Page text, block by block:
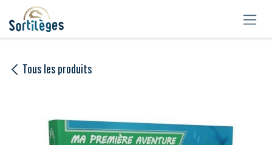
Se rendre au contenu
Tous les produits